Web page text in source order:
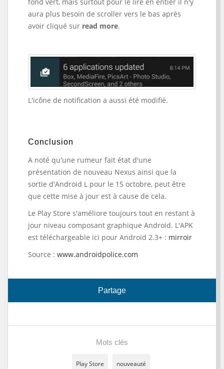
aura plus besoin de scroller vers le bas après
avoir cliqué sur read more.
L'icône de notification a aussi été modifié.
Conclusion
A noté qu'une rumeur fait état d'une
présentation de nouveau Nexus ainsi que la
sortie d'Android L pour le 15 octobre, peut être
que cette mise à jour est à cause de cela.
Le Play Store s'améliore toujours tout en restant à
jour niveau composant graphique Android. L'APK
est téléchargeable ici pour Android 2.3+ : mirroir
Source : www.androidpolice.com
Partage
Mots clés
Play Store nouveauté